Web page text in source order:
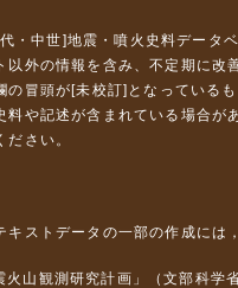
・中世]地震・噴火史料データ
外の情報を含み、不定期に改
の冒頭が[未校訂]となっている
料や記述が含まれている場合が
ださい。
ストデータの一部の作成には
火山観測研究計画」（文部科学